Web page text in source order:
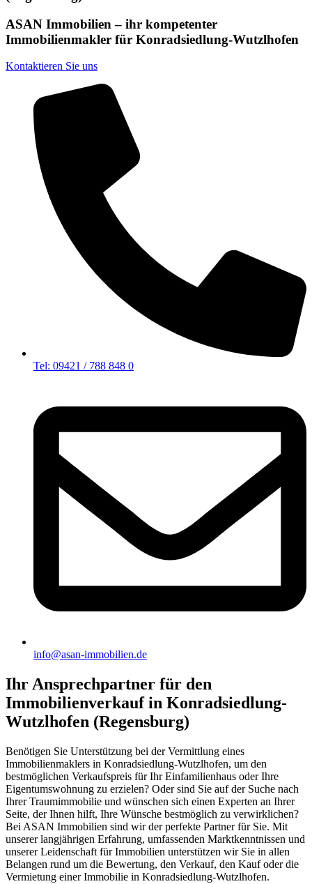
ASAN Immobilien – ihr kompetenter
Immobilienmakler für Konradsiedlung-Wutzlhofen
Kontaktieren Sie uns
Tel: 09421 / 788 848 0
info@asan-immobilien.de
Ihr Ansprechpartner für den
Immobilienverkauf in Konradsiedlung-
Wutzlhofen (Regensburg)
Benötigen Sie Unterstützung bei der Vermittlung eines
Immobilienmaklers in Konradsiedlung-Wutzlhofen, um den
bestmöglichen Verkaufspreis für Ihr Einfamilienhaus oder Ihre
Eigentumswohnung zu erzielen? Oder sind Sie auf der Suche nach
Ihrer Traumimmobilie und wünschen sich einen Experten an Ihrer
Seite, der Ihnen hilft, Ihre Wünsche bestmöglich zu verwirklichen?
Bei ASAN Immobilien sind wir der perfekte Partner für Sie. Mit
unserer langjährigen Erfahrung, umfassenden Marktkenntnissen und
unserer Leidenschaft für Immobilien unterstützen wir Sie in allen
Belangen rund um die Bewertung, den Verkauf, den Kauf oder die
Vermietung einer Immobilie in Konradsiedlung-Wutzlhofen.